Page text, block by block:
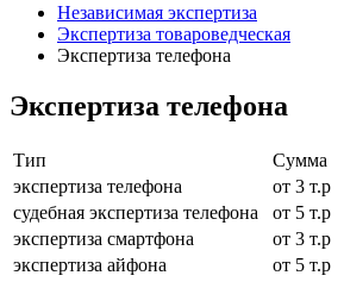
Независимая экспертиза
Экспертиза товароведческая
Экспертиза телефона
Экспертиза телефона
Тип
Сумма
экспертиза телефона
от 3 т.р
судебная экспертиза телефона
от 5 т.р
экспертиза смартфона
от 3 т.р
экспертиза айфона
от 5 т.р